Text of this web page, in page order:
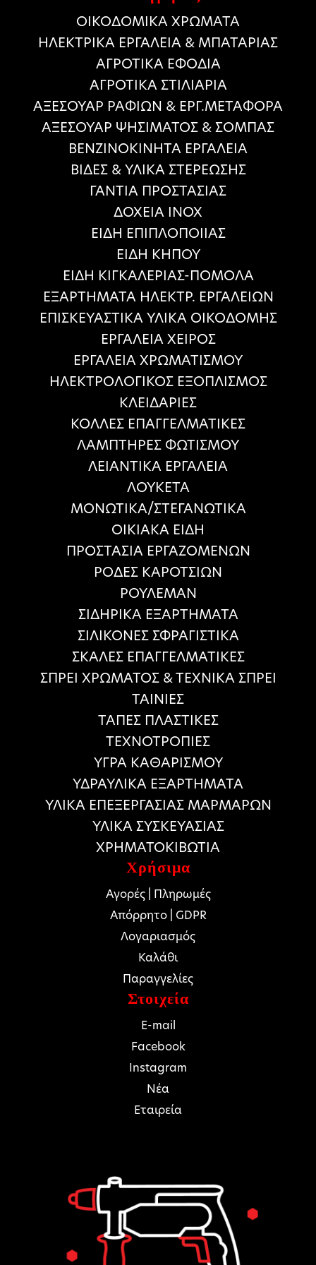
ΟΙΚΟΔΟΜΙΚΑ ΧΡΩΜΑΤΑ
HΛΕΚΤΡΙΚΑ ΕΡΓΑΛΕΙΑ & ΜΠΑΤΑΡΙΑΣ
ΑΓΡΟΤΙΚΑ ΕΦΟΔΙΑ
ΑΓΡΟΤΙΚΑ ΣΤΙΛΙΑΡΙΑ
ΑΞΕΣΟΥΑΡ ΡΑΦΙΩΝ & ΕΡΓ.ΜΕΤΑΦΟΡΑ
ΑΞΕΣΟΥΑΡ ΨΗΣΙΜΑΤΟΣ & ΣΟΜΠΑΣ
ΒΕΝΖΙΝΟΚΙΝΗΤΑ ΕΡΓΑΛΕΙΑ
ΒΙΔΕΣ & ΥΛΙΚΑ ΣΤΕΡΕΩΣΗΣ
ΓΑΝΤΙΑ ΠΡΟΣΤΑΣΙΑΣ
ΔΟΧΕΙΑ ΙΝΟΧ
ΕΙΔΗ ΕΠΙΠΛΟΠΟΙΙΑΣ
ΕΙΔΗ ΚΗΠΟΥ
ΕΙΔΗ ΚΙΓΚΑΛΕΡΙΑΣ-ΠΟΜΟΛΑ
ΕΞΑΡΤΗΜΑΤΑ ΗΛΕΚΤΡ. ΕΡΓΑΛΕΙΩΝ
ΕΠΙΣΚΕΥΑΣΤΙΚΑ ΥΛΙΚΑ ΟΙΚΟΔΟΜΗΣ
ΕΡΓΑΛΕΙΑ ΧΕΙΡΟΣ
ΕΡΓΑΛΕΙΑ ΧΡΩΜΑΤΙΣΜΟΥ
ΗΛΕΚΤΡΟΛΟΓΙΚΟΣ ΕΞΟΠΛΙΣΜΟΣ
ΚΛΕΙΔΑΡΙΕΣ
ΚΟΛΛΕΣ ΕΠΑΓΓΕΛΜΑΤΙΚΕΣ
ΛΑΜΠΤΗΡΕΣ ΦΩΤΙΣΜΟΥ
ΛΕΙΑΝΤΙΚΑ ΕΡΓΑΛΕΙΑ
ΛΟΥΚΕΤΑ
ΜΟΝΩΤΙΚΑ/ΣΤΕΓΑΝΩΤΙΚΑ
ΟΙΚΙΑΚΑ ΕΙΔΗ
ΠΡΟΣΤΑΣΙΑ ΕΡΓΑΖΟΜΕΝΩΝ
ΡΟΔΕΣ ΚΑΡΟΤΣΙΩΝ
ΡΟΥΛΕΜΑΝ
ΣΙΔΗΡΙΚΑ ΕΞΑΡΤΗΜΑΤΑ
ΣΙΛΙΚΟΝΕΣ ΣΦΡΑΓΙΣΤΙΚΑ
ΣΚΑΛΕΣ ΕΠΑΓΓΕΛΜΑΤΙΚΕΣ
ΣΠΡΕΙ ΧΡΩΜΑΤΟΣ & ΤΕΧΝΙΚΑ ΣΠΡΕΙ
ΤΑΙΝΙΕΣ
ΤΑΠΕΣ ΠΛΑΣΤΙΚΕΣ
ΤΕΧΝΟΤΡΟΠΙΕΣ
ΥΓΡΑ ΚΑΘΑΡΙΣΜΟΥ
ΥΔΡΑΥΛΙΚΑ ΕΞΑΡΤΗΜΑΤΑ
ΥΛΙΚΑ ΕΠΕΞΕΡΓΑΣΙΑΣ ΜΑΡΜΑΡΩΝ
ΥΛΙΚΑ ΣΥΣΚΕΥΑΣΙΑΣ
ΧΡΗΜΑΤΟΚΙΒΩΤΙΑ
Χρήσιμα
Αγορές | Πληρωμές
Απόρρητο | GDPR
Λογαριασμός
Καλάθι
Παραγγελίες
Στοιχεία
E-mail
Facebook
Instagram
Νέα
Εταιρεία